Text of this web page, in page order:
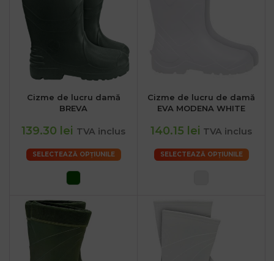
Cizme de lucru damă
BREVA
139.30 lei TVA inclus
SELECTEAZĂ OPȚIUNILE
Cizme de lucru de damă
EVA MODENA WHITE
140.15 lei TVA inclus
SELECTEAZĂ OPȚIUNILE